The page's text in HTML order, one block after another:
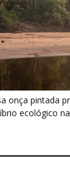
Nova espécie de
do Acre
5 de agosto de 2026
Fertilizante
solos degradados
5 de agosto de 2026